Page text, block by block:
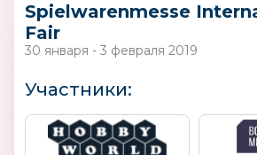
Spielwarenmesse
Fair
30 января - 3 февраля 2019
Участники: